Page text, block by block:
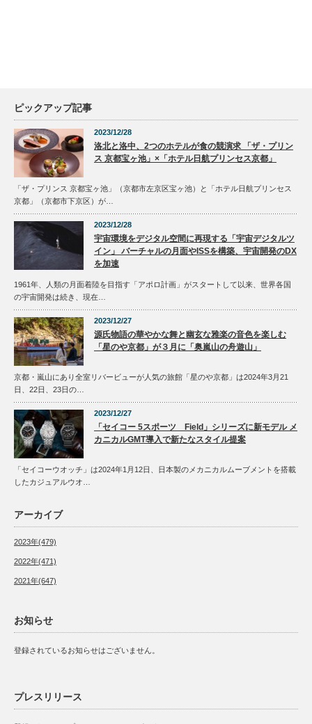
ピックアップ記事
2023/12/28
洛北と洛中、2つのホテルが食の競演求 「ザ・プリン
ス 京都宝ヶ池」×「ホテル日航プリンセス京都」
「ザ・プリンス 京都宝ヶ池」（京都市左京区宝ヶ池）と「ホテル日航プリンセス
京都」（京都市下京区）が…
2023/12/28
宇宙環境をデジタル空間に再現する「宇宙デジタルツ
イン」 バーチャルの月面やISSを構築、宇宙開発のDX
を加速
1961年、人類の月面着陸を目指す「アポロ計画」がスタートして以来、世界各国
の宇宙開発は続き、現在…
2023/12/27
源氏物語の華やかな舞と幽玄な雅楽の音色を楽しむ
「星のや京都」が３月に「奥嵐山の舟遊山」
京都・嵐山にあり全室リバービューが人気の旅館「星のや京都」は2024年3月21
日、22日、23日の…
2023/12/27
「セイコー 5スポーツ Field」シリーズに新モデル メ
カニカルGMT導入で新たなスタイル提案
「セイコーウオッチ」は2024年1月12日、日本製のメカニカルムーブメントを搭載
したカジュアルウオ…
アーカイブ
2023年(479)
2022年(471)
2021年(647)
お知らせ
登録されているお知らせはございません。
プレスリリース